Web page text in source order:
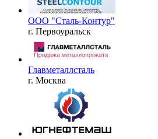
ООО "Сталь-Контур"
г. Первоуральск
Главметаллсталь
г. Москва